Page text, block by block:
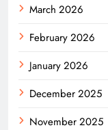
March 2026
February 2026
January 2026
December 2025
November 2025